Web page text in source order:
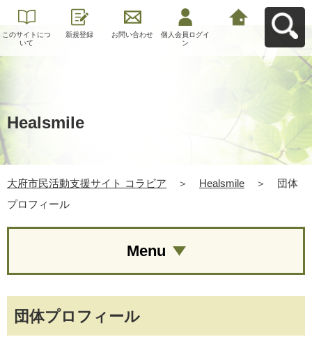
このサイトにつ
いて
新規登録 お問い合わせ
個人会員ログイ
ン
Healsmile
大府市民活動支援サイト コラビア ＞ Healsmile ＞
団体
プロフィール
団体プロフィール
Menu